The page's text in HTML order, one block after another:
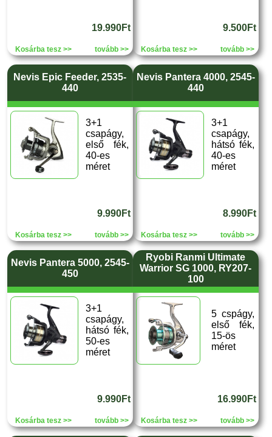
19.990Ft
Kosárba tesz >> tovább >>
9.500Ft
Kosárba tesz >> tovább >>
Nevis Epic Feeder, 2535-
440
3+1
csapágy,
első fék,
40-es
méret
9.990Ft
Kosárba tesz >> tovább >>
Nevis Pantera 4000, 2545-
440
3+1
csapágy,
hátsó fék,
40-es
méret
8.990Ft
Kosárba tesz >> tovább >>
Nevis Pantera 5000, 2545-
450
3+1
csapágy,
hátsó fék,
50-es
méret
9.990Ft
Kosárba tesz >> tovább >>
Ryobi Ranmi Ultimate
Warrior SG 1000, RY207-
100
5 cspágy,
első fék,
15-ös
méret
16.990Ft
Kosárba tesz >> tovább >>